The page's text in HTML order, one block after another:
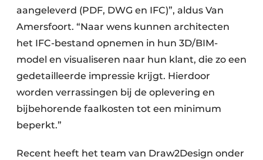
aangeleverd (PDF, DWG en IFC)”, aldus Van
Amersfoort. “Naar wens kunnen architecten
het IFC-bestand opnemen in hun 3D/BIM-
model en visualiseren naar hun klant, die zo een
gedetailleerde impressie krijgt. Hierdoor
worden verrassingen bij de oplevering en
bijbehorende faalkosten tot een minimum
beperkt.”
Recent heeft het team van Draw2Design onder